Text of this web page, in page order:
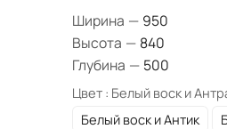
Ширина — 950
Высота — 840
Глубина — 500
Цвет : Белый воск и
Белый воск и Антик